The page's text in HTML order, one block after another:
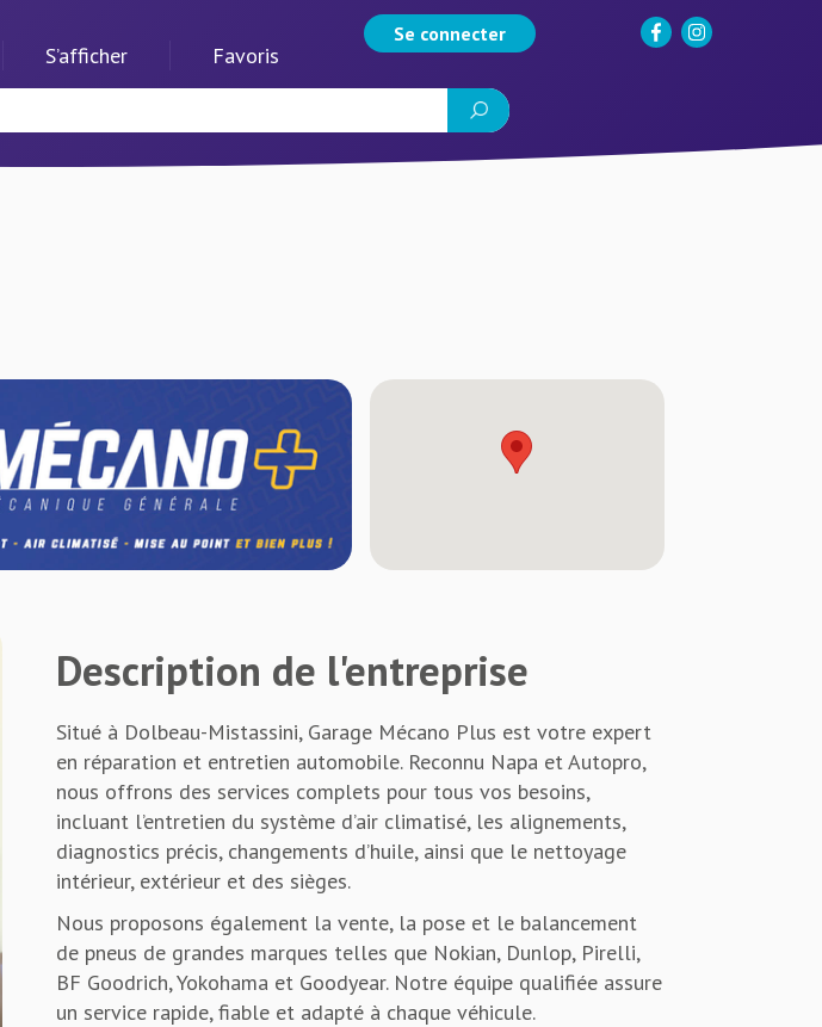
Se connecter
S’afficher Favoris
Description de l'entreprise
Situé à Dolbeau-Mistassini, Garage Mécano Plus est votre expert
en réparation et entretien automobile. Reconnu Napa et Autopro,
nous offrons des services complets pour tous vos besoins,
incluant l’entretien du système d’air climatisé, les alignements,
diagnostics précis, changements d’huile, ainsi que le nettoyage
intérieur, extérieur et des sièges.
Nous proposons également la vente, la pose et le balancement
de pneus de grandes marques telles que Nokian, Dunlop, Pirelli,
BF Goodrich, Yokohama et Goodyear. Notre équipe qualifiée assure
un service rapide, fiable et adapté à chaque véhicule.